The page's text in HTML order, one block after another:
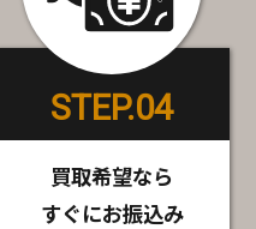
STEP.04
買取希望なら
すぐにお振込み